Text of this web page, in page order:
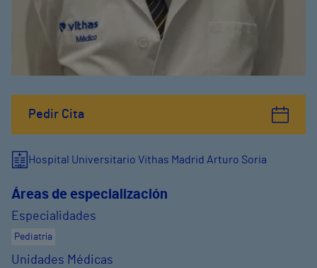
Pedir Cita
Hospital Universitario Vithas Madrid Arturo Soria
Áreas de especialización
Especialidades
Pediatría
Unidades Médicas